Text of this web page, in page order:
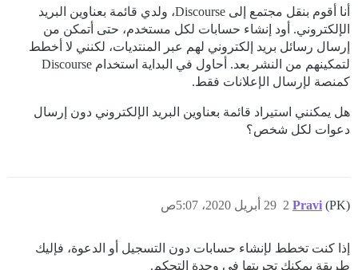
أنا أقوم بنقل مجتمع إلى Discourse، ولدي قائمة بعناوين البريد
الإلكتروني. أود إنشاء حسابات لكل مستخدم، حتى أتمكن من
إرسال رسائل بريد إلكتروني لهم عبر المنتديات، لكنني لا أخطط
لتمكينهم من النشر بعد. أحاول في البداية استخدام Discourse
كمنصة لإرسال الإعلانات فقط.
هل يمكنني استيراد قائمة بعناوين البريد الإلكتروني دون إرسال
دعوات لكل شخص؟
Pravi (PK) 29 أبريل 2020، 5:07ص 2
إذا كنت تخطط لإنشاء حسابات دون التسجيل أو الدعوة، فإليك
طريقة يمكنك تجربتها في وحدة التحكم.